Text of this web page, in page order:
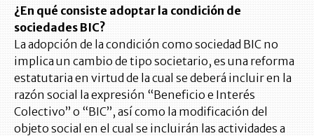
¿En qué consiste adoptar la condición de
sociedades BIC?
La adopción de la condición como sociedad BIC no
implica un cambio de tipo societario, es una reforma
estatutaria en virtud de la cual se deberá incluir en la
razón social la expresión “Beneficio e Interés
Colectivo” o “BIC”, así como la modificación del
objeto social en el cual se incluirán las actividades a